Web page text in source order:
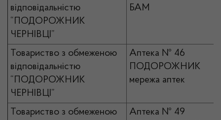
відповідальністю
“ПОДОРОЖНИК
ЧЕРНІВЦІ”
БАМ
Товариство з обмеженою
відповідальністю
“ПОДОРОЖНИК
ЧЕРНІВЦІ”
Аптека № 46
ПОДОРОЖНИК
мережа аптек
Товариство з обмеженою
Аптека № 49